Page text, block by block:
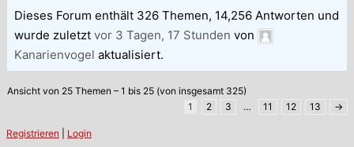
Dieses Forum enthält 326 Themen, 14,256 Antworten und
wurde zuletztvor 3 Tagen, 17 Stunden von
Kanarienvogel aktualisiert.
Ansicht von 25 Themen – 1 bis 25 (von insgesamt 325)
1
2 3 … 11 12 13 →
Registrieren Login